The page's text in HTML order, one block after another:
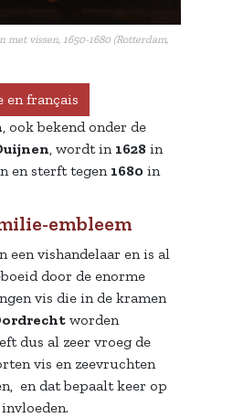
met vissen, 1650-1680 (Rotterdam,
en français
, ook bekend onder de
, wordt in 1628 in
en sterft tegen 1680 in
embleem
een vishandelaar en is al
door de enorme
vis die in de kramen
worden
dus al zeer vroeg de
vis en zeevruchten
en dat bepaalt keer op